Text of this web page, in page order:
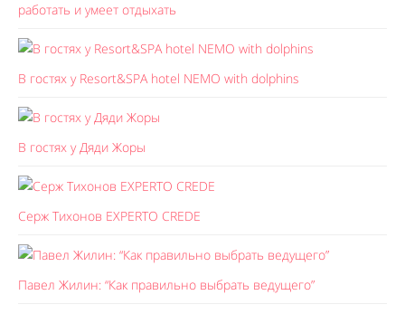
работать и умеет отдыхать
В гостях у Resort&SPA hotel NEMO with dolphins
В гостях у Дяди Жоры
Серж Тихонов EXPERTO CREDE
Павел Жилин: “Как правильно выбрать ведущего”